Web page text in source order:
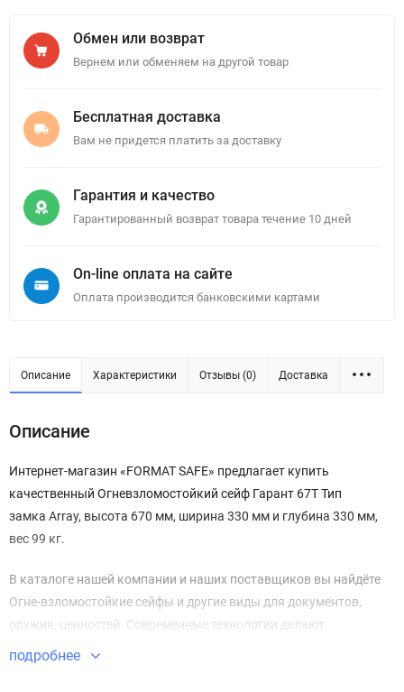
Обмен или возврат
Вернем или обменяем на другой товар
Бесплатная доставка
Вам не придется платить за доставку
Гарантия и качество
Гарантированный возврат товара течение 10 дней
On-line оплата на сайте
Оплата производится банковскими картами
Описание Характеристики Отзывы (0) Доставка
Описание
Интернет-магазин «FORMAT SAFE» предлагает купить
качественный Огневзломостойкий сейф Гарант 67T Тип
замка Array, высота 670 мм, ширина 330 мм и глубина 330 мм,
вес 99 кг.
В каталоге нашей компании и наших поставщиков вы найдёте
Огне-взломостойкие сейфы и другие виды для документов,
оружия, ценностей. Современные технологии делают
Огневзломостойкий сейф Гарант 67T безупречным в плане
подробнее